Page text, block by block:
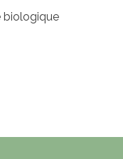
biologique